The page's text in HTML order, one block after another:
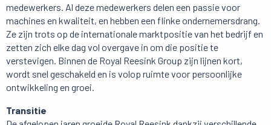
medewerkers. Al deze medewerkers delen een passie voor
machines en kwaliteit, en hebben een flinke ondernemersdrang.
Ze zijn trots op de internationale marktpositie van het bedrijf en
zetten zich elke dag vol overgave in om die positie te
verstevigen. Binnen de Royal Reesink Group zijn lijnen kort,
wordt snel geschakeld en is volop ruimte voor persoonlijke
ontwikkeling en groei.
Transitie